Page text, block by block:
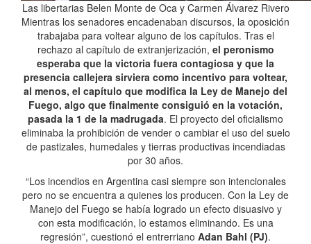
Las libertarias Belen Monte de Oca y Carmen Álvarez Rivero
Mientras los senadores encadenaban discursos, la oposición
trabajaba para voltear alguno de los capítulos. Tras el
rechazo al capítulo de extranjerización, el peronismo
esperaba que la victoria fuera contagiosa y que la
presencia callejera sirviera como incentivo para voltear,
al menos, el capítulo que modifica la Ley de Manejo del
Fuego, algo que finalmente consiguió en la votación,
pasada la 1 de la madrugada. El proyecto del oficialismo
eliminaba la prohibición de vender o cambiar el uso del suelo
de pastizales, humedales y tierras productivas incendiadas
por 30 años.
“Los incendios en Argentina casi siempre son intencionales
pero no se encuentra a quienes los producen. Con la Ley de
Manejo del Fuego se había logrado un efecto disuasivo y
con esta modificación, lo estamos eliminando. Es una
regresión”, cuestionó el entrerriano Adan Bahl (PJ).